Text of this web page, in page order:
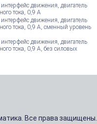
движения, двигатель
тока, 0,9 А
движения, двигатель
тока, 0,9 А, сменный уровень
движения, двигатель
тока, 0,9 А, без силовых
Все права защищены.